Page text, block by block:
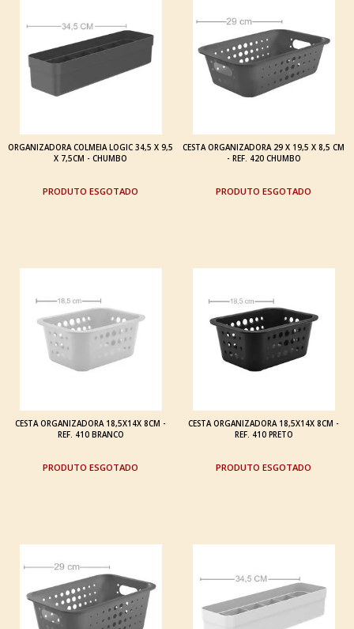
ORGANIZADORA COLMEIA LOGIC 34,5 X 9,5
X 7,5CM - CHUMBO
ESGOTADO
CESTA ORGANIZADORA 29 X 19,5 X 8,5 CM
- REF. 420 CHUMBO
ESGOTADO
CESTA ORGANIZADORA 18,5X14X 8CM -
REF. 410 BRANCO
ESGOTADO
CESTA ORGANIZADORA 18,5X14X 8CM -
REF. 410 PRETO
ESGOTADO